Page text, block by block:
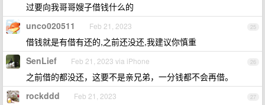
过要向我哥哥嫂子借钱什么的
25
unco020511 Feb 21, 2023
借钱就是有借有还的,之前还没还,我建议你慎重
26
SenLief Feb 21, 2023 via iPhone
之前借的都没还，这要不是亲兄弟，一分钱都不会再借。
27
rockddd Feb 21, 2023